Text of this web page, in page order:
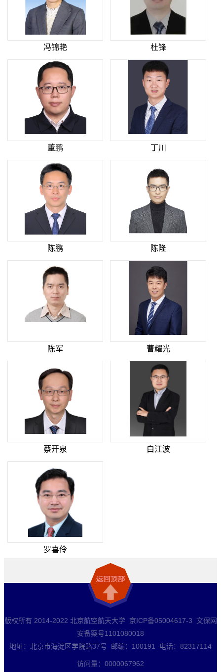
冯锦艳 杜锋
董鹏 丁川
陈鹏 陈隆
陈军 曹耀光
蔡开泉 白江波
罗喜伶
版权所有 2014-2022 北京航空航天大学 京ICP备05004617-3 文保网
安备案号1101080018
地址：北京市海淀区学院路37号 邮编：100191 电话：82317114
访问量： 0000067962